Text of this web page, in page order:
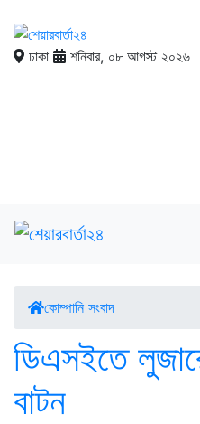
ঢাকা শনিবার, ০৮ আগস্ট ২০২৬
কোম্পানি সংবাদ
ডিএসইতে
বাটন